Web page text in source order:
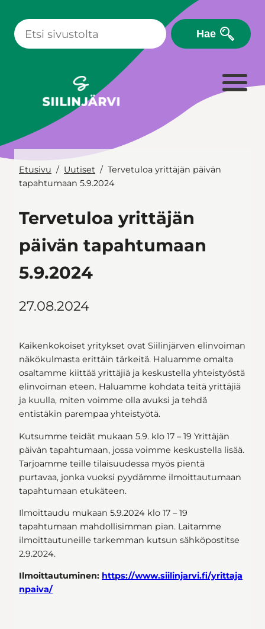
sisältöön
Hae
Etusivu Uutiset
Tervetuloa yrittäjän päivän
tapahtumaan 5.9.2024
Tervetuloa yrittäjän
päivän tapahtumaan
5.9.2024
27.08.2024
Kaikenkokoiset yritykset ovat Siilinjärven elinvoiman
näkökulmasta erittäin tärkeitä. Haluamme omalta
osaltamme kiittää yrittäjiä ja keskustella yhteistyöstä
elinvoiman eteen. Haluamme kohdata teitä yrittäjiä
ja kuulla, miten voimme olla avuksi ja tehdä
entistäkin parempaa yhteistyötä.
Kutsumme teidät mukaan 5.9. klo 17 – 19 Yrittäjän
päivän tapahtumaan, jossa voimme keskustella lisää.
Tarjoamme teille tilaisuudessa myös pientä
purtavaa, jonka vuoksi pyydämme ilmoittautumaan
tapahtumaan etukäteen.
Ilmoittaudu mukaan 5.9.2024 klo 17 – 19
tapahtumaan mahdollisimman pian. Laitamme
ilmoittautuneille tarkemman kutsun sähköpostitse
2.9.2024.
Ilmoittautuminen: https://www.siilinjarvi.fi/yrittaja
npaiva/